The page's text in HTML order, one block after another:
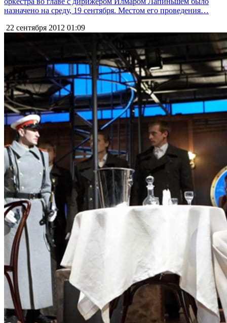
назначено на среду, 19 сентября. Местом его проведения…
22 сентября 2012 01:09